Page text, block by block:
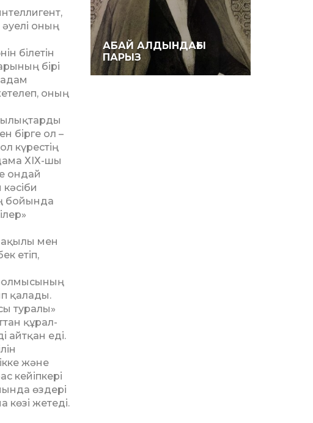
оның
бі­летін
бірі
оның
бір­ге ол –
күрестің
ХІХ-шы
ондай
бойында
ақылы мен
етіп,
бол­мы­сы­ның
қа­лады.
ту­ралы»
құрал­
айт­қан еді.
және
кейіп­кері
өздері
көзі жетеді.
АБАЙ АЛДЫНДАҒЫ
ПАРЫЗ